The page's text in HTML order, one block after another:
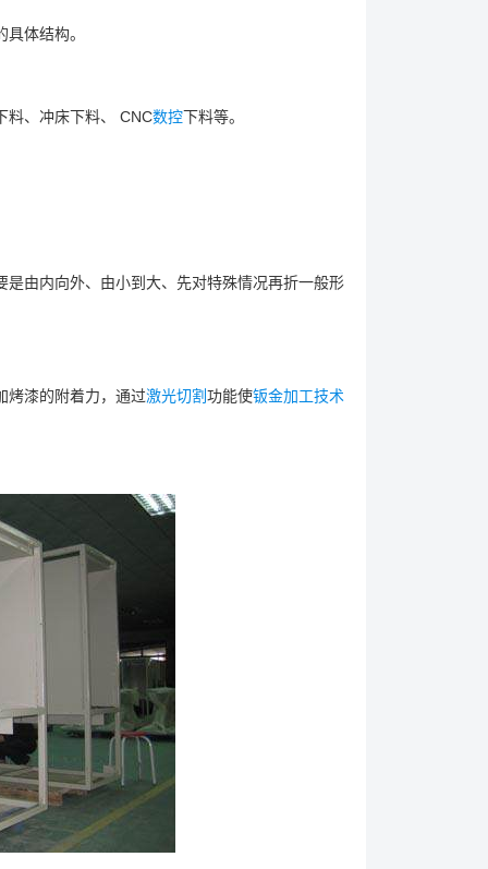
具体结构。
料、冲床下料、 CNC数控下料等。
是由内向外、由小到大、先对特殊情况再折一般形
烤漆的附着力，通过激光切割功能使钣金加工技术